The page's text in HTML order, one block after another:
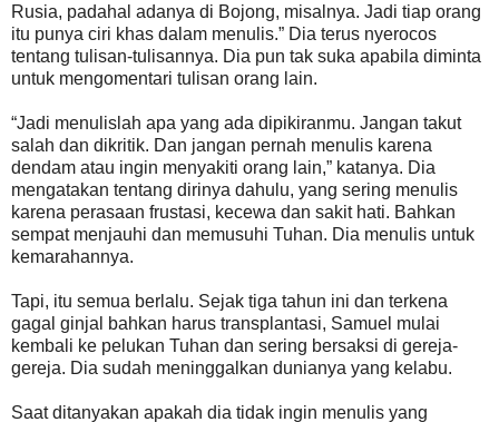
Rusia, padahal adanya di Bojong, misalnya. Jadi tiap orang
itu punya ciri khas dalam menulis.” Dia terus nyerocos
tentang tulisan-tulisannya. Dia pun tak suka apabila diminta
untuk mengomentari tulisan orang lain.
“Jadi menulislah apa yang ada dipikiranmu. Jangan takut
salah dan dikritik. Dan jangan pernah menulis karena
dendam atau ingin menyakiti orang lain,” katanya. Dia
mengatakan tentang dirinya dahulu, yang sering menulis
karena perasaan frustasi, kecewa dan sakit hati. Bahkan
sempat menjauhi dan memusuhi Tuhan. Dia menulis untuk
kemarahannya.
Tapi, itu semua berlalu. Sejak tiga tahun ini dan terkena
gagal ginjal bahkan harus transplantasi, Samuel mulai
kembali ke pelukan Tuhan dan sering bersaksi di gereja-
gereja. Dia sudah meninggalkan dunianya yang kelabu.
Saat ditanyakan apakah dia tidak ingin menulis yang